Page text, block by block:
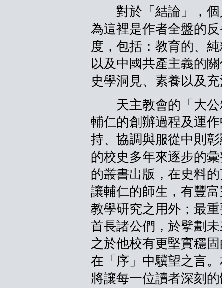
對於「結論」，個
為這裡是作者全盤的
度，包括：教育的、
以及中國共產主義的
史學洞見、素養以及
天主教會的「大公
輔仁的創辦過程及運
持、協調與服從中則
的校史多年來逐步的
的叢書出版，在史料
讓輔仁的師生，有豐
教學研究之用外；最
首長諸公們，於擘劃
之於他校有更堅實穩
在「序」中驥望之言
將讓每一位讀者深刻